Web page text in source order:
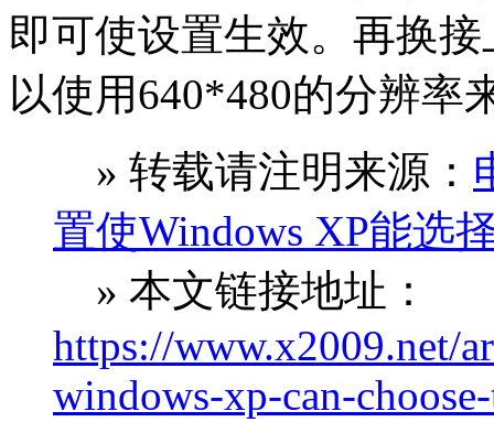
即可使设置生效。再换
以使用640*480的分辨率
» 转载请注明来源：
置使Windows XP能选
» 本文链接地址：
https://www.x2009.net/
windows-xp-can-